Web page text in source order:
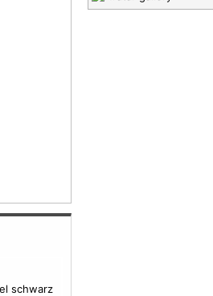
schwarz